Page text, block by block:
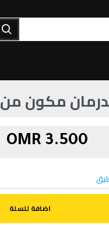
12 قطعة أسود/ أحمر
3.500 OMR
اضافة للسلة